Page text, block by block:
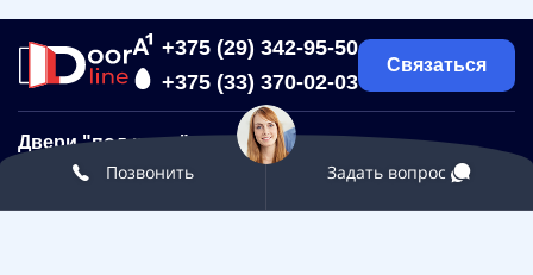
+375 (29) 342-95-50
+375 (33) 370-02-03
Связаться
Двери "под ключ"
Межкомнатные двери
Входные двери
Позвонить Задать вопрос